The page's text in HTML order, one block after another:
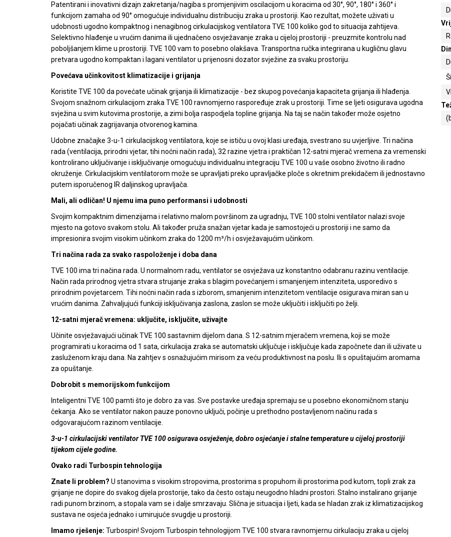
Patentirani i inovativni dizajn zakretanja/nagiba s promjenjivim oscilacijom u koracima od 30°, 90°, 180° i 360° i
funkcijom zamaha od 90° omogućuje individualnu distribuciju zraka u prostoriji. Kao rezultat, možete uživati u
udobnosti ugodno kompaktnog i nenagibnog cirkulacijskog ventilatora TVE 100 koliko god to situacija zahtijeva.
Selektivno hlađenje u vrućim danima ili ujednačeno osvježavanje zraka u cijeloj prostoriji - preuzmite kontrolu nad
poboljšanjem klime u prostoriji. TVE 100 vam to posebno olakšava. Transportna ručka integrirana u kugličnu glavu
pretvara ugodno kompaktan i lagani ventilator u prijenosni dozator svježine za svaku prostoriju.
Povećava učinkovitost klimatizacije i grijanja
Koristite TVE 100 da povećate učinak grijanja ili klimatizacije - bez skupog povećanja kapaciteta grijanja ili hlađenja.
Svojom snažnom cirkulacijom zraka TVE 100 ravnomjerno raspoređuje zrak u prostoriji. Time se ljeti osigurava ugodna
svježina u svim kutovima prostorije, a zimi bolja raspodjela topline grijanja. Na taj se način također može osjetno
pojačati učinak zagrijavanja otvorenog kamina.
Udobne značajke 3-u-1 cirkulacijskog ventilatora, koje se ističu u ovoj klasi uređaja, svestrano su uvjerljive. Tri načina
rada (ventilacija, prirodni vjetar, tihi noćni način rada), 32 razine vjetra i praktičan 12-satni mjerač vremena za vremenski
kontrolirano uključivanje i isključivanje omogućuju individualnu integraciju TVE 100 u vaše osobno životno ili radno
okruženje. Cirkulacijskim ventilatorom može se upravljati preko upravljačke ploče s okretnim prekidačem ili jednostavno
putem isporučenog IR daljinskog upravljača.
Mali, ali odličan! U njemu ima puno performansi i udobnosti
Svojim kompaktnim dimenzijama i relativno malom površinom za ugradnju, TVE 100 stolni ventilator nalazi svoje
mjesto na gotovo svakom stolu. Ali također pruža snažan vjetar kada je samostojeći u prostoriji i ne samo da
impresionira svojim visokim učinkom zraka do 1200 m³/h i osvježavajućim učinkom.
Tri načina rada za svako raspoloženje i doba dana
TVE 100 ima tri načina rada. U normalnom radu, ventilator se osvježava uz konstantno odabranu razinu ventilacije.
Način rada prirodnog vjetra stvara strujanje zraka s blagim povećanjem i smanjenjem intenziteta, usporedivo s
prirodnim povjetarcem. Tihi noćni način rada s izborom, smanjenim intenzitetom ventilacije osigurava miran san u
vrućim danima. Zahvaljujući funkciji isključivanja zaslona, zaslon se može uključiti i isključiti po želji.
12-satni mjerač vremena: uključite, isključite, uživajte
Učinite osvježavajući učinak TVE 100 sastavnim dijelom dana. S 12-satnim mjeračem vremena, koji se može
programirati u koracima od 1 sata, cirkulacija zraka se automatski uključuje i isključuje kada započnete dan ili uživate u
zasluženom kraju dana. Na zahtjev s osnažujućim mirisom za veću produktivnost na poslu. Ili s opuštajućim aromama
za opuštanje.
Dobrobit s memorijskom funkcijom
Inteligentni TVE 100 pamti što je dobro za vas. Sve postavke uređaja spremaju se u posebno ekonomičnom stanju
čekanja. Ako se ventilator nakon pauze ponovno uključi, počinje u prethodno postavljenom načinu rada s
odgovarajućom razinom ventilacije.
3-u-1 cirkulacijski ventilator TVE 100 osigurava osvježenje, dobro osjećanje i stalne temperature u cijeloj prostoriji
tijekom cijele godine.
Ovako radi Turbospin tehnologija
Znate li problem? U stanovima s visokim stropovima, prostorima s propuhom ili prostorima pod kutom, topli zrak za
grijanje ne dopire do svakog dijela prostorije, tako da često ostaju neugodno hladni prostori. Stalno instalirano grijanje
radi punom brzinom, a stopala vam se i dalje smrzavaju. Slična je situacija i ljeti, kada se hladan zrak iz klimatizacijskog
sustava ne osjeća jednako i umirujuće svugdje u prostoriji.
Imamo rješenje: Turbospin! Svojom Turbospin tehnologijom TVE 100 stvara ravnomjernu cirkulaciju zraka u cijeloj